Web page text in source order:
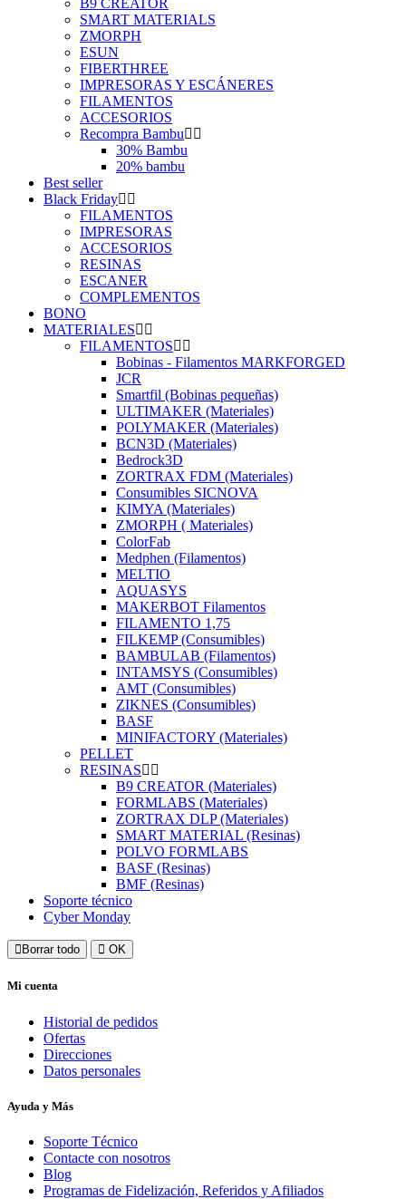
B9 CREATOR
SMART MATERIALS
ZMORPH
ESUN
FIBERTHREE
IMPRESORAS Y ESCÁNERES
FILAMENTOS
ACCESORIOS
Recompra Bambu
30% Bambu
20% bambu
Best seller
Black Friday
FILAMENTOS
IMPRESORAS
ACCESORIOS
RESINAS
ESCANER
COMPLEMENTOS
BONO
MATERIALES
FILAMENTOS
Bobinas - Filamentos MARKFORGED
JCR
Smartfil (Bobinas pequeñas)
ULTIMAKER (Materiales)
POLYMAKER (Materiales)
BCN3D (Materiales)
Bedrock3D
ZORTRAX FDM (Materiales)
Consumibles SICNOVA
KIMYA (Materiales)
ZMORPH ( Materiales)
ColorFab
Medphen (Filamentos)
MELTIO
AQUASYS
MAKERBOT Filamentos
FILAMENTO 1,75
FILKEMP (Consumibles)
BAMBULAB (Filamentos)
INTAMSYS (Consumibles)
AMT (Consumibles)
ZIKNES (Consumibles)
BASF
MINIFACTORY (Materiales)
PELLET
RESINAS
B9 CREATOR (Materiales)
FORMLABS (Materiales)
ZORTRAX DLP (Materiales)
SMART MATERIAL (Resinas)
POLVO FORMLABS
BASF (Resinas)
BMF (Resinas)
Soporte técnico
Cyber Monday
Borrar todo OK
Mi cuenta
Historial de pedidos
Ofertas
Direcciones
Datos personales
Ayuda y Más
Soporte Técnico
Contacte con nosotros
Blog
Programas de Fidelización, Referidos y Afiliados